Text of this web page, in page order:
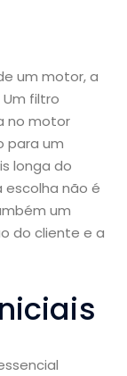
um motor, a
filtro
no motor
para um
longa do
escolha não é
um
do cliente e a